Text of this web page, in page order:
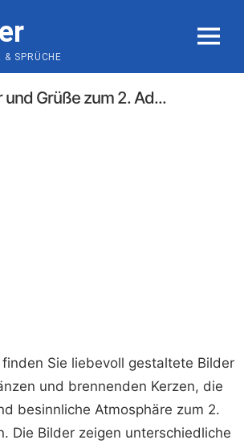
SPRÜCHE
MENU
und Grüße zum 2. Ad...
Sie liebevoll gestaltete Bilder
und brennenden Kerzen, die
besinnliche Atmosphäre zum 2.
Die Bilder zeigen unterschiedliche